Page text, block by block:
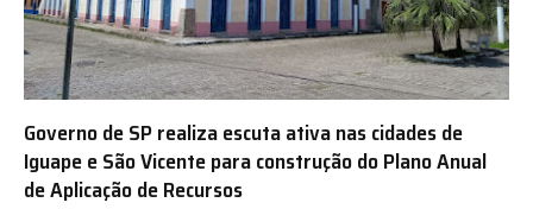
Governo de SP realiza escuta ativa nas cidades de
Iguape e São Vicente para construção do Plano Anual
de Aplicação de Recursos